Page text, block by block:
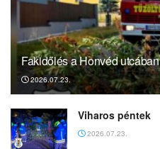
Fakidőlés a Honvéd utcában
2026.07.23.
Viharos péntek
2026.07.23.